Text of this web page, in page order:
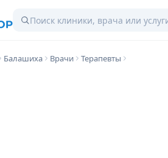
Балашиха Врачи Терапевты